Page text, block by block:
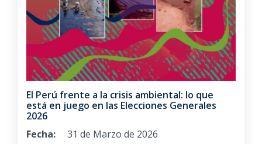
El Perú frente a la crisis ambiental: lo que
está en juego en las Elecciones Generales
2026
Fecha:
31 de Marzo de 2026